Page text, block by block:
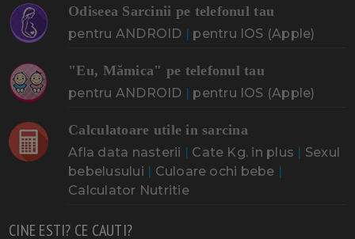
Odiseea Sarcinii pe telefonul tau
pentru ANDROID | pentru IOS (Apple)
"Eu, Mămica" pe telefonul tau
pentru ANDROID | pentru IOS (Apple)
Calculatoare utile in sarcina
Afla data nasterii | Cate Kg. in plus | Sexul
bebelusului | Culoare ochi bebe |
Calculator Nutritie
CINE ESTI? CE CAUTI?